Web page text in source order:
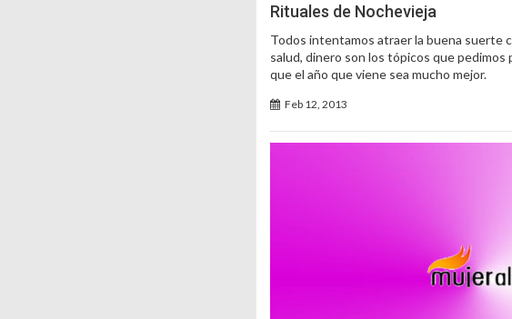
Rituales de Nochevieja
Todos intentamos atraer la buena suerte
salud, dinero son los tópicos que
que el año que viene sea mucho mejor.
Feb 12, 2013